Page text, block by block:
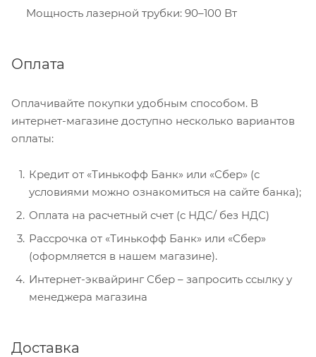
Мощность лазерной трубки: 90–100 Вт
Оплата
Оплачивайте покупки удобным способом. В
интернет-магазине доступно несколько вариантов
оплаты:
Кредит от «Тинькофф Банк» или «Сбер» (с
условиями можно ознакомиться на сайте банка);
Оплата на расчетный счет (с НДС/ без НДС)
Рассрочка от «Тинькофф Банк» или «Сбер»
(оформляется в нашем магазине).
Интернет-эквайринг Сбер – запросить ссылку у
менеджера магазина
Доставка